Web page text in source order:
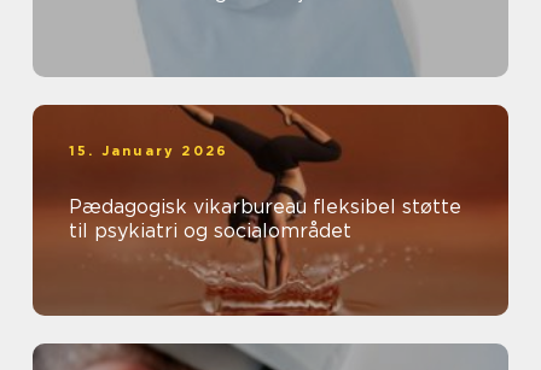
15. January 2026
Pædagogisk vikarbureau fleksibel støtte
til psykiatri og socialområdet